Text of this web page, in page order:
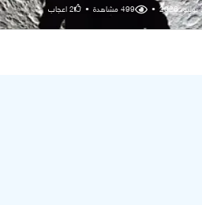
•
499مشاهدة •
2اعجاب